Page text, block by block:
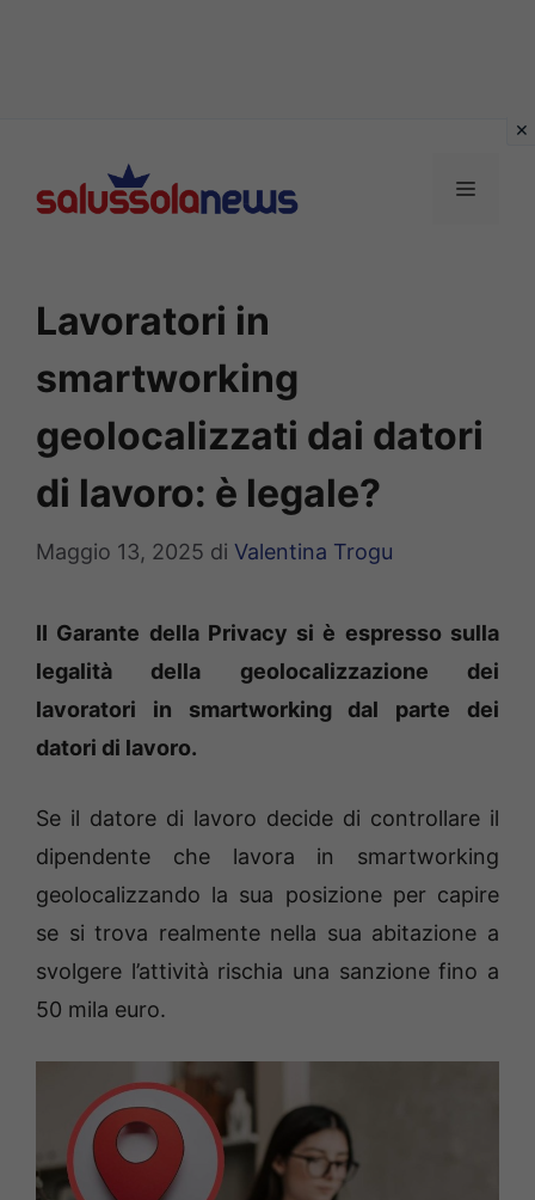
contenuto
MENU
Lavoratori in
smartworking
geolocalizzati dai datori
di lavoro: è legale?
Maggio 13, 2025 di Valentina Trogu
II Garante della Privacy si è espresso sulla
legalità della geolocalizzazione dei
lavoratori in smartworking dal parte dei
datori di lavoro.
Se il datore di lavoro decide di controllare il
dipendente che lavora in smartworking
geolocalizzando la sua posizione per capire
se si trova realmente nella sua abitazione a
svolgere l’attività rischia una sanzione fino a
50 mila euro.